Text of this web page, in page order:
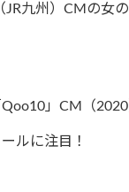
JR九州）CMの女
」CM（
ルに注目！